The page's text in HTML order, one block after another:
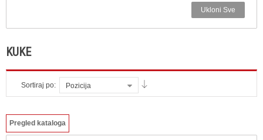
Ukloni Sve
KUKE
Sortiraj po: Pozicija
Pregled kataloga